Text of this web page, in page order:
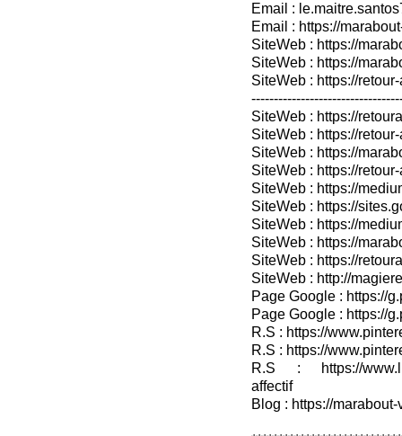
Email :
Email : https://
SiteWeb : https://
SiteWeb : https://
SiteWeb : https://
SiteWeb : https://
SiteWeb : https://
SiteWeb : https://
SiteWeb : https://
SiteWeb : https://
SiteWeb : https://
SiteWeb : https://
SiteWeb : https://
SiteWeb : https://
SiteWeb : http://
Page Google : https://
Page Google : https://
R.S : https://
R.S : https://
R.S : https://
affectif
Blog : https://